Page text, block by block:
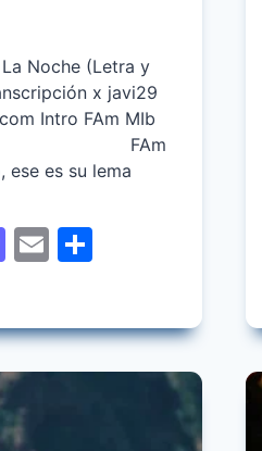
Noche (Letra y
x javi29
Intro FAm MIb
– SIb FAm
ese es su lema
Mastodon
Email